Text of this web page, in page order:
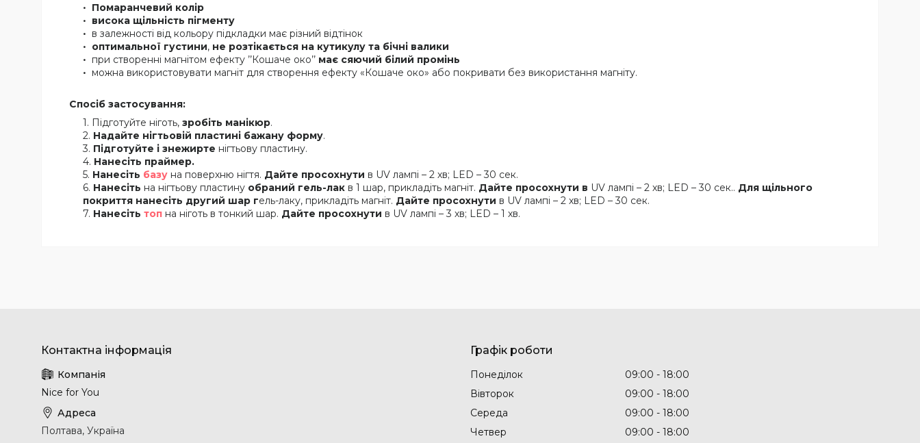
Помаранчевий колір
висока щільність пігменту
в залежності від кольору підкладки має різний відтінок
оптимальної густини, не розтікається на кутикулу та бічні валики
при створенні магнітом ефекту ’’Кошаче око’’ має сяючий білий промінь
можна використовувати магніт для створення ефекту «Кошаче око» або покривати без використання магніту.
Спосіб застосування:
Підготуйте ніготь, зробіть манікюр.
Надайте нігтьовій пластині бажану форму.
Підготуйте і знежирте нігтьову пластину.
Нанесіть праймер.
Нанесіть базу на поверхню нігтя. Дайте просохнути в UV лампі – 2 хв; LED – 30 сек.
Нанесіть на нігтьову пластину обраний гель-лак в 1 шар, прикладіть магніт. Дайте просохнути в UV лампі – 2 хв; LED – 30 сек.. Для щільного
покриття нанесіть другий шар гель-лаку, прикладіть магніт. Дайте просохнути в UV лампі – 2 хв; LED – 30 сек.
Нанесіть топ на ніготь в тонкий шар. Дайте просохнути в UV лампі – 3 хв; LED – 1 хв.
Nice for You
Полтава, Україна
Графік роботи
Понеділок 09:00
18:00
Вівторок
09:00
18:00
Середа
09:00
18:00
Четвер
09:00 18:00